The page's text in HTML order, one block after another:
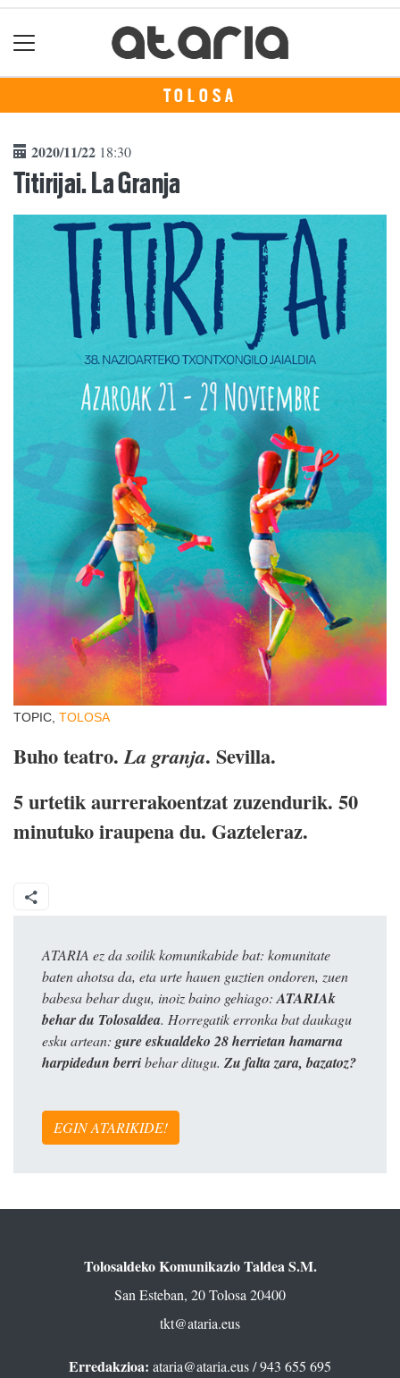
TOLOSA
2020/11/22 18:30
Titirijai. La Granja
TOPIC, TOLOSA
Buho teatro.La granja. Sevilla.
5 urtetik aurrerakoentzat zuzendurik. 50
minutuko iraupena du. Gazteleraz.
ATARIA ez da soilik komunikabide bat: komunitate
baten ahotsa da, eta urte hauen guztien ondoren, zuen
babesa behar dugu, inoiz baino gehiago:ATARIAk
behar du Tolosaldea. Horregatik erronka bat daukagu
esku artean: gure eskualdeko 28 herrietan hamarna
harpidedun berribehar ditugu. Zu falta zara, bazatoz?
EGIN ATARIKIDE!
Tolosaldeko Komunikazio Taldea S.M.
San Esteban, 20 Tolosa 20400
tkt@ataria.eus
Erredakzioa: ataria@ataria.eus/ 943 655 695